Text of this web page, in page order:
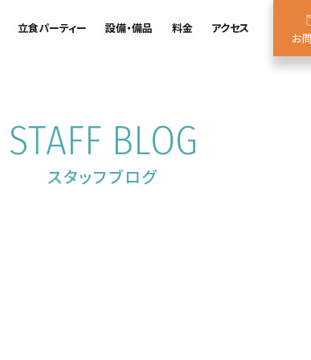
立食パーティー 設備・備品 料金 アクセス
お
スタッフブログ
STAFF BLOG